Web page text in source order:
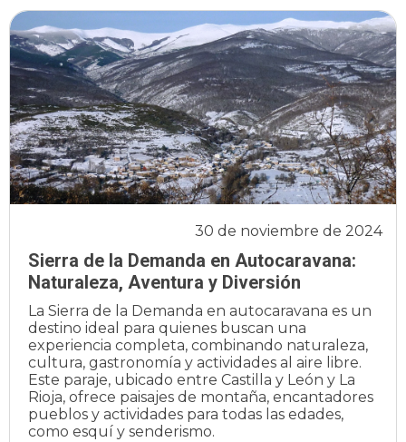
Sierra de la Demanda en Autocaravana:
Naturaleza, Aventura y Diversión
30 de noviembre de 2024
La Sierra de la Demanda en autocaravana es un
destino ideal para quienes buscan una
experiencia completa, combinando naturaleza,
cultura, gastronomía y actividades al aire libre.
Este paraje, ubicado entre Castilla y León y La
Rioja, ofrece paisajes de montaña, encantadores
pueblos y actividades para todas las edades,
como esquí y senderismo.